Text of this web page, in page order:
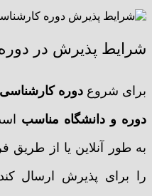
شرایط پذیرش در
برای شروع دوره کارشناسی
دوره و دانشگاه مناسب
به طور آنلاین یا از
را برای پذیرش ارسال